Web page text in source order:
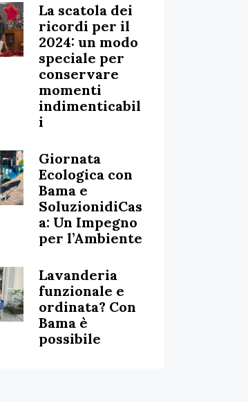
La scatola dei
ricordi per il
2024: un modo
speciale per
conservare
momenti
indimenticabil
i
Giornata
Ecologica con
Bama e
SoluzionidiCas
a: Un Impegno
per l’Ambiente
Lavanderia
funzionale e
ordinata? Con
Bama è
possibile